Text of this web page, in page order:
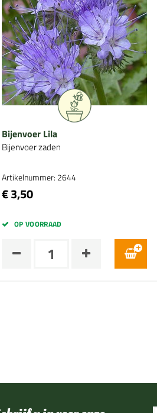
Bijenvoer Lila
Bijenvoer zaden
Artikelnummer: 2644
€ 3,50
OP VOORRAAD